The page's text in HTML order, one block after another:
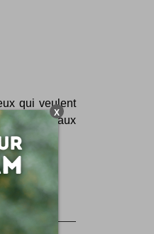
qui veulent
nouveaux
suivre !
X